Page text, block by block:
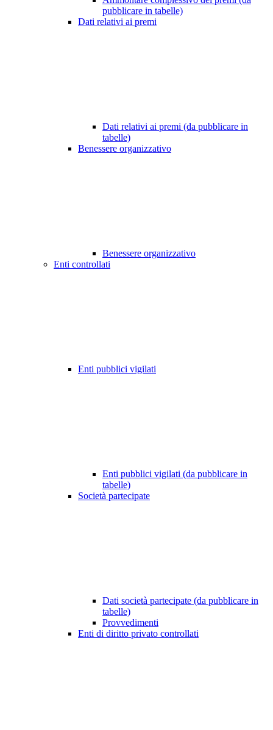
pubblicare in tabelle)
Dati relativi ai premi
Dati relativi ai premi (da pubblicare in
tabelle)
Benessere organizzativo
Benessere organizzativo
Enti controllati
Enti pubblici vigilati
Enti pubblici vigilati (da pubblicare in
tabelle)
Società partecipate
Dati società partecipate (da pubblicare in
tabelle)
Provvedimenti
Enti di diritto privato controllati